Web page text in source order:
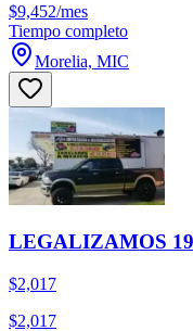
$9,452/mes
Tiempo completo
Morelia, MIC
LEGALIZAMOS
$2,017
$2,017